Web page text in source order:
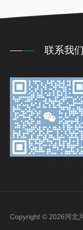
联系我们
Copyright © 2026河北